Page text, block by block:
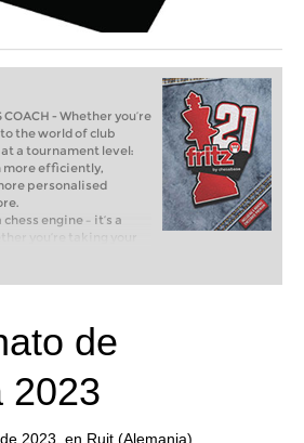
COACH - Whether you’re
the world of club
a tournament level:
more efficiently,
personalised
engine – it’s a
you’re taking your
club chess, or already
with FRITZ, you can
and with a
de
2023
2023, en Ruit (Alemania)